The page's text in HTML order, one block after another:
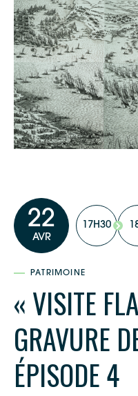
22
AVR
17H30
PATRIMOINE
« VISITE
GRAVURE
ÉPISODE 4